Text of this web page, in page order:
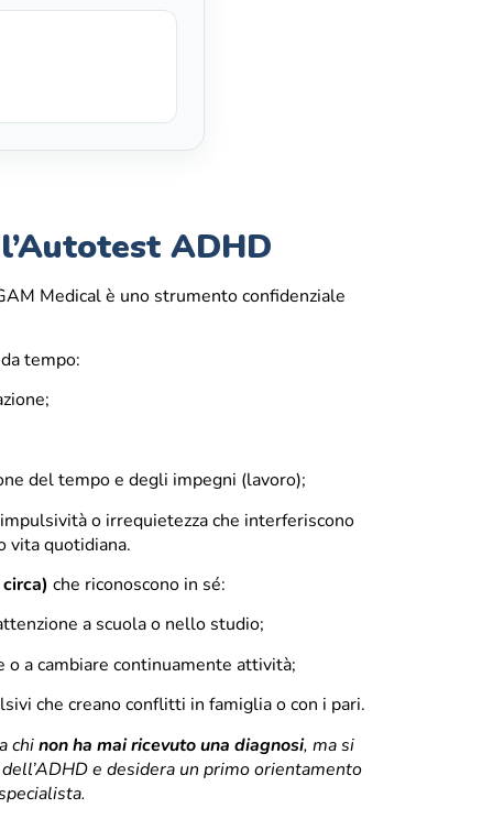
ADHD
Medical è uno strumento confidenziale
tempo:
del tempo e degli impegni (lavoro);
o irrequietezza che interferiscono
vita quotidiana.
che riconoscono in sé:
a scuola o nello studio;
o a cambiare continuamente attività;
che creano conflitti in famiglia o con i pari.
chinon ha mai ricevuto una diagnosi, ma si
e desidera un primo orientamento